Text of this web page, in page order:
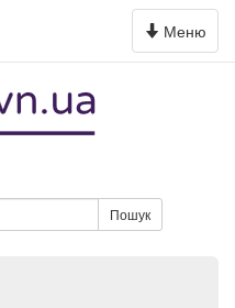
Toggle
navigation
Меню
Пошук